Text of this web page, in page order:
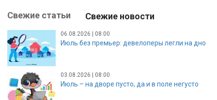
Свежие статьи Свежие новости
06.08.2026 | 08:00
Июль без премьер: девелоперы легли на дно
03.08.2026 | 08:00
Июль – на дворе пусто, да и в поле негусто